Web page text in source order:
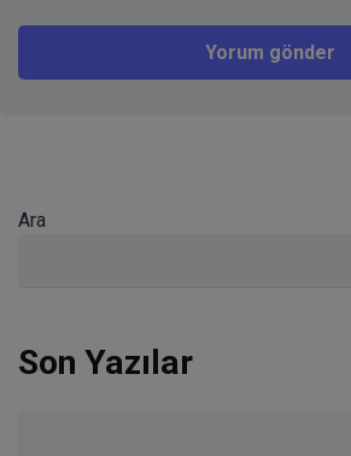
Ara
Son Yazılar